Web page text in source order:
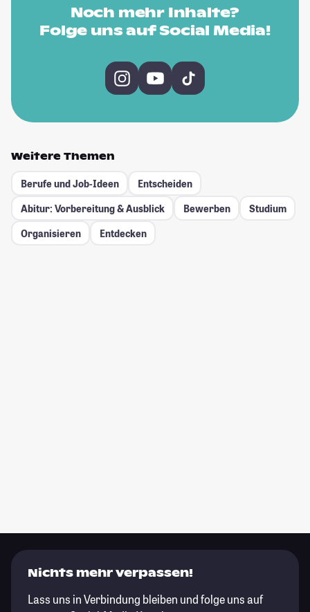
Noch mehr Inhalte?
Folge uns auf Social Media!
Weitere Themen
Berufe und Job-Ideen
Entscheiden
Abitur: Vorbereitung & Ausblick
Bewerben
Studium
Organisieren
Entdecken
Nichts mehr verpassen!
Lass uns in Verbindung bleiben und folge uns auf